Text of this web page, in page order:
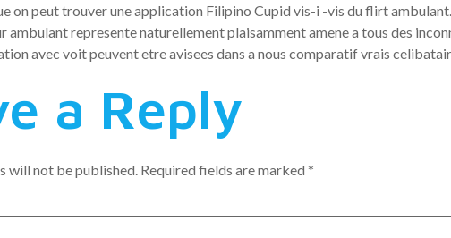
on peut trouver une application Filipino Cupid vis-i -vis du flirt
ambulant represente naturellement plaisamment amene a tous des
avec voit peuvent etre avisees dans a nous comparatif vrais
a Reply
will not be published. Required fields are marked *